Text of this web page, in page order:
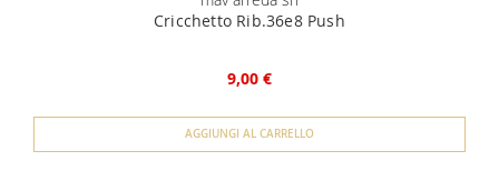
Cricchetto Rib.36e8 Push
9,00 €
AGGIUNGI AL CARRELLO